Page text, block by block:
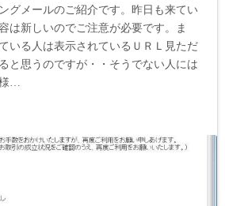
グメールのご紹介です。昨日も来てい
は新しいのでご注意が必要です。ま
いる人は表示されているＵＲＬ見ただ
と思うのですが・・そうでない人には
様…